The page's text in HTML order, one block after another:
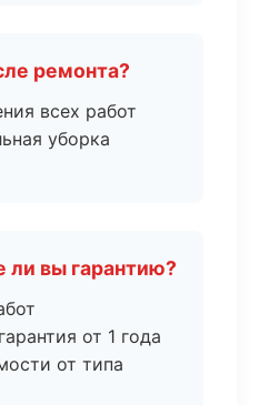
ремонта?
всех работ
уборка
ли вы гарантию?
от 1 года
от типа